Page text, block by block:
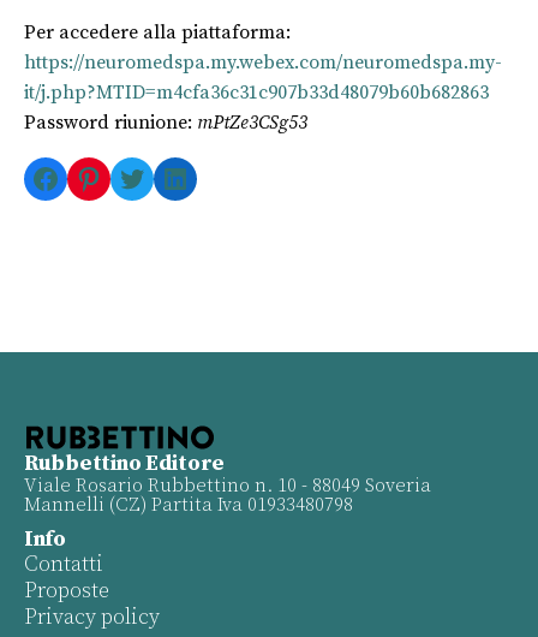
Per accedere alla piattaforma:
https://neuromedspa.my.webex.com/neuromedspa.my-
it/j.php?MTID=m4cfa36c31c907b33d48079b60b682863
Password riunione: mPtZe3CSg53
Facebook
Pinterest
TwitterLinkedIn
Rubbettino Editore
Viale Rosario Rubbettino n. 10 - 88049 Soveria
Mannelli (CZ) Partita Iva 01933480798
Info
Contatti
Proposte
Privacy policy